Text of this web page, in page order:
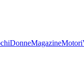
DonneMagazineMotori